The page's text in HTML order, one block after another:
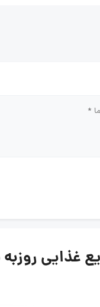
شکلات | ۲۰